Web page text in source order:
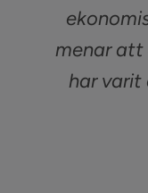
menar
har varit